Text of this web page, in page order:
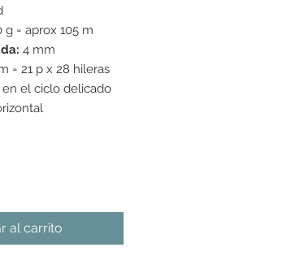
g = aprox 105 m
4 mm
= 21 p x 28 hileras
el ciclo delicado
al carrito